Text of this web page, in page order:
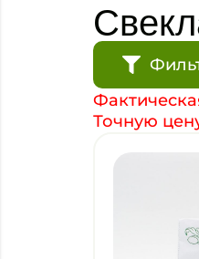
Точную